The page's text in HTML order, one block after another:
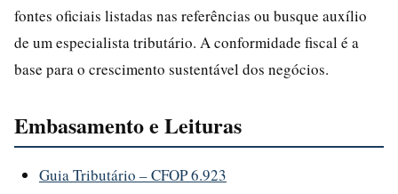
fontes oficiais listadas nas referências ou busque auxílio
de um especialista tributário. A conformidade fiscal é a
base para o crescimento sustentável dos negócios.
Embasamento e Leituras
Guia Tributário – CFOP 6.923